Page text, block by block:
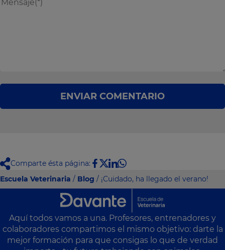
ENVIAR COMENTARIO
Comparte ésta página:
Escuela Veterinaria / Blog / ¡Cuidado, ha llegado el verano!
Aquí todos vamos a una. Profesores, entrenadores y
colaboradores compartimos el mismo objetivo: darte la
mejor formación para que consigas lo que de verdad